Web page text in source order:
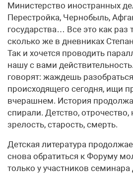
Министерство иностранных
Перестройка, Чернобыль,
государства… Все это как
сколько же в дневниках
Так и хочется проводить
нашу с вами
говорят: жаждешь
происходящего сегодня, ищи
вчерашнем. История
спирали. Детство,
зрелость, старость, смерть.
Детская литература
снова обратиться к Форуму
только у участников